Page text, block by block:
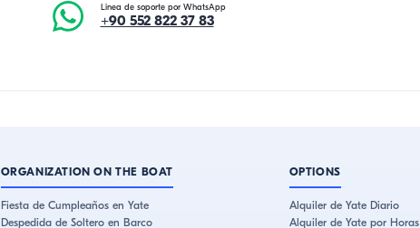
Linea de soporte por WhatsApp
+90 552 822 37 83
ORGANIZATION ON THE BOAT
Fiesta de Cumpleaños en Yate
Despedida de Soltero en Barco
OPTIONS
Alquiler de Yate Diario
Alquiler de Yate por Horas